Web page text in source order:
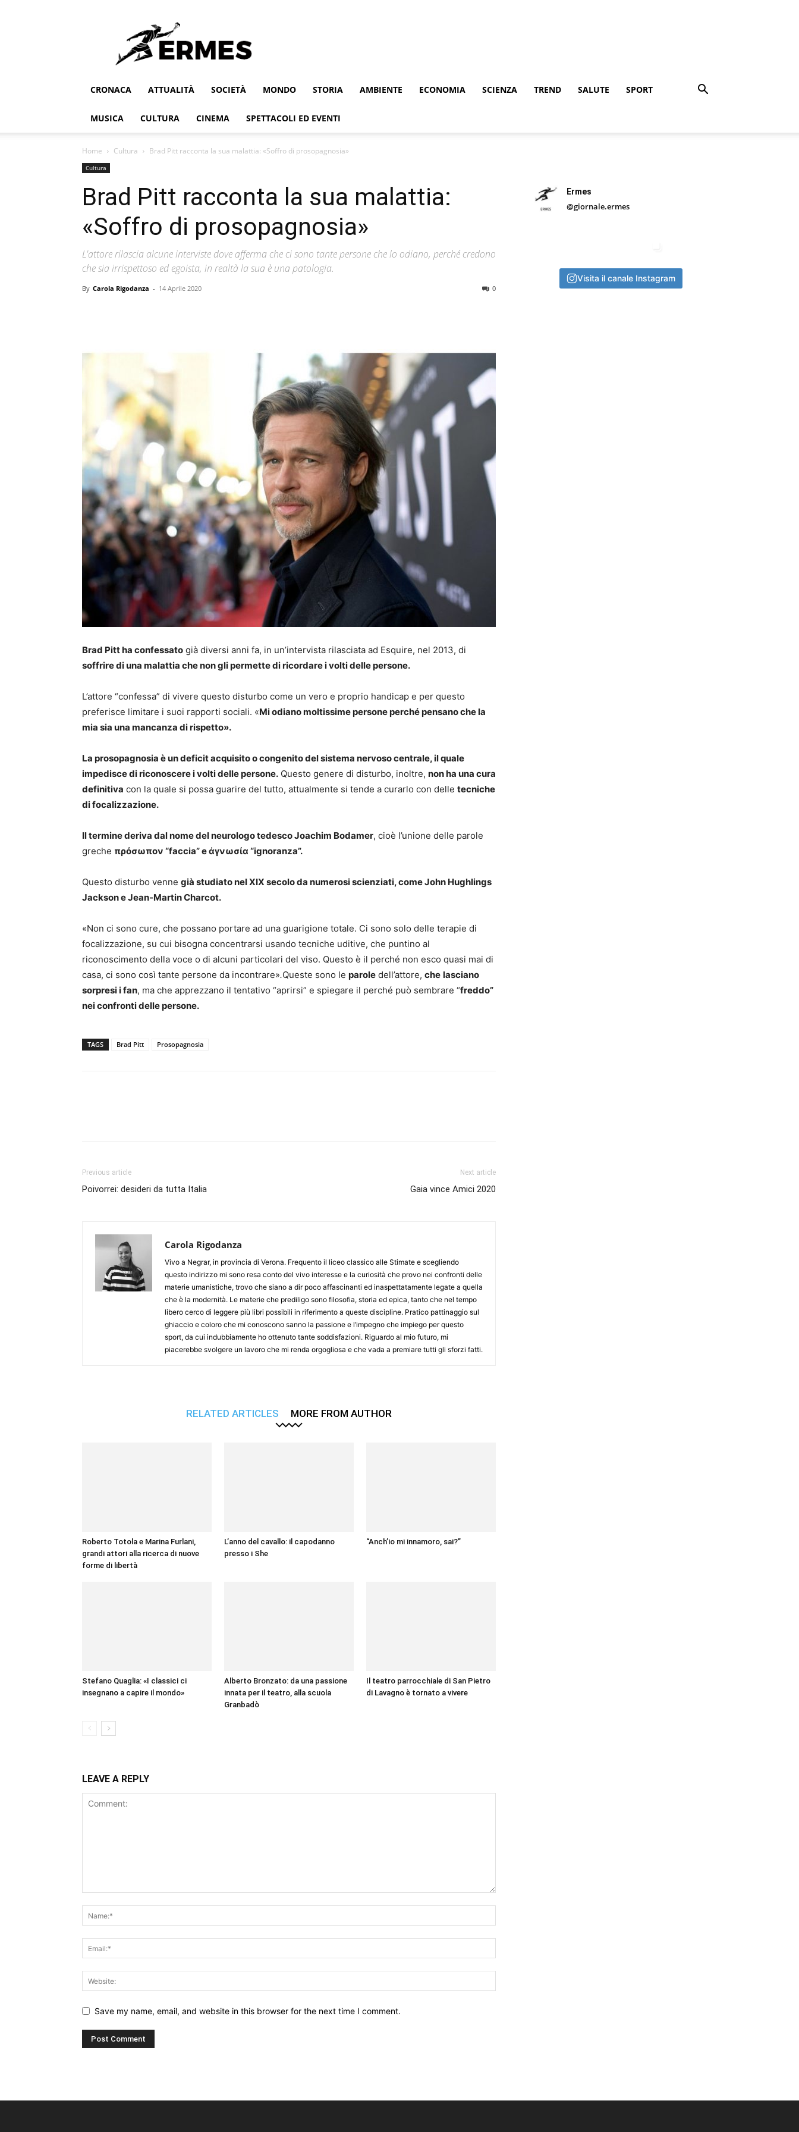
CRONACA ATTUALITÀ SOCIETÀ MONDO STORIA AMBIENTE ECONOMIA SCIENZA TREND SALUTE SPORT
MUSICA CULTURA CINEMA SPETTACOLI ED EVENTI
Home Cultura Brad Pitt racconta la sua malattia: «Soffro di prosopagnosia»
Cultura
Brad Pitt racconta la sua malattia:
«Soffro di prosopagnosia»
L'attore rilascia alcune interviste dove afferma che ci sono tante persone che lo odiano, perché credono
che sia irrispettoso ed egoista, in realtà la sua è una patologia.
By Carola Rigodanza - 14 Aprile 2020 0
Brad Pitt ha confessato già diversi anni fa, in un’intervista rilasciata ad Esquire, nel 2013, di
soffrire di una malattia che non gli permette di ricordare i volti delle persone.
L’attore “confessa” di vivere questo disturbo come un vero e proprio handicap e per questo
preferisce limitare i suoi rapporti sociali. «Mi odiano moltissime persone perché pensano che la
mia sia una mancanza di rispetto».
La prosopagnosia è un deficit acquisito o congenito del sistema nervoso centrale, il quale
impedisce di riconoscere i volti delle persone. Questo genere di disturbo, inoltre, non ha una cura
definitiva con la quale si possa guarire del tutto, attualmente si tende a curarlo con delle tecniche
di focalizzazione.
Il termine deriva dal nome del neurologo tedesco Joachim Bodamer, cioè l’unione delle parole
greche πρόσωπον “faccia” e ἀγνωσία “ignoranza”.
Questo disturbo venne già studiato nel XIX secolo da numerosi scienziati, come John Hughlings
Jackson e Jean-Martin Charcot.
«Non ci sono cure, che possano portare ad una guarigione totale. Ci sono solo delle terapie di
focalizzazione, su cui bisogna concentrarsi usando tecniche uditive, che puntino al
riconoscimento della voce o di alcuni particolari del viso. Questo è il perché non esco quasi mai di
casa, ci sono così tante persone da incontrare».Queste sono le parole dell’attore, che lasciano
sorpresi i fan, ma che apprezzano il tentativo “aprirsi” e spiegare il perché può sembrare “freddo”
nei confronti delle persone.
TAGS Brad Pitt Prosopagnosia
Previous article
Poivorrei: desideri da tutta Italia
Next article
Gaia vince Amici 2020
Carola Rigodanza
Vivo a Negrar, in provincia di Verona. Frequento il liceo classico alle Stimate e scegliendo
questo indirizzo mi sono resa conto del vivo interesse e la curiosità che provo nei confronti delle
materie umanistiche, trovo che siano a dir poco affascinanti ed inaspettatamente legate a quella
che è la modernità. Le materie che prediligo sono filosofia, storia ed epica, tanto che nel tempo
libero cerco di leggere più libri possibili in riferimento a queste discipline. Pratico pattinaggio sul
ghiaccio e coloro che mi conoscono sanno la passione e l’impegno che impiego per questo
sport, da cui indubbiamente ho ottenuto tante soddisfazioni. Riguardo al mio futuro, mi
piacerebbe svolgere un lavoro che mi renda orgogliosa e che vada a premiare tutti gli sforzi fatti.
RELATED ARTICLES MORE FROM AUTHOR
Roberto Totola e Marina Furlani,
grandi attori alla ricerca di nuove
forme di libertà
L’anno del cavallo: il capodanno
presso i She
“Anch’io mi innamoro, sai?”
Stefano Quaglia: «I classici ci
insegnano a capire il mondo»
Alberto Bronzato: da una passione
innata per il teatro, alla scuola
Granbadò
Il teatro parrocchiale di San Pietro
di Lavagno è tornato a vivere
LEAVE A REPLY
Save my name, email, and website in this browser for the next time I comment.
Ermes
@giornale.ermes
Visita il canale Instagram